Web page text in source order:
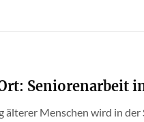
Seniorenarbeit
Menschen wird in der